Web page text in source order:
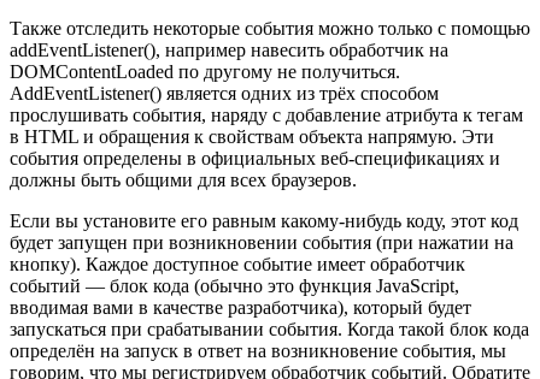
Также отследить некоторые события можно только с помощью
addEventListener(), например навесить обработчик на
DOMContentLoaded по другому не получиться.
AddEventListener() является одних из трёх способом
прослушивать события, наряду с добавление атрибута к тегам
в HTML и обращения к свойствам объекта напрямую. Эти
события определены в официальных веб-спецификациях и
должны быть общими для всех браузеров.
Если вы установите его равным какому-нибудь коду, этот код
будет запущен при возникновении события (при нажатии на
кнопку). Каждое доступное событие имеет обработчик
событий — блок кода (обычно это функция JavaScript,
вводимая вами в качестве разработчика), который будет
запускаться при срабатывании события. Когда такой блок кода
определён на запуск в ответ на возникновение события, мы
говорим, что мы регистрируем обработчик событий. Обратите